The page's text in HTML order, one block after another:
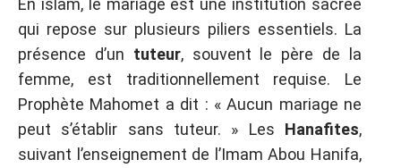
En islam, le mariage est une institution sacrée
qui repose sur plusieurs piliers essentiels. La
présence d’un tuteur, souvent le père de la
femme, est traditionnellement requise. Le
Prophète Mahomet a dit : « Aucun mariage ne
peut s’établir sans tuteur. » Les Hanafites,
suivant l’enseignement de l’Imam Abou Hanifa,